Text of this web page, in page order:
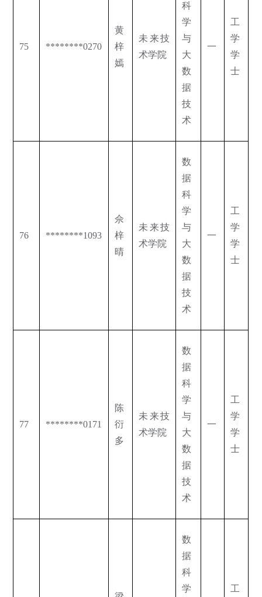
75 ********0270
黄
梓
嫣
未来技
术学院
科
学
与
大
数
据
技
术
一
工
学
学
士
76 ********1093
佘
梓
晴
未来技
术学院
数
据
科
学
与
大
数
据
技
术
一
工
学
学
士
77 ********0171
陈
衍
多
未来技
术学院
数
据
科
学
与
大
数
据
技
术
一
工
学
学
士
数
据
科
学
工